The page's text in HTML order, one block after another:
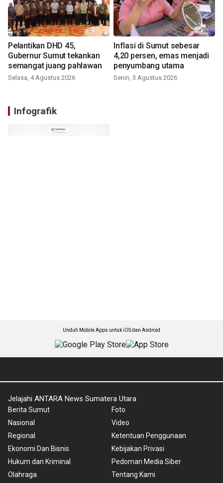
Pelantikan DHD 45,
Gubernur Sumut tekankan
semangat juang pahlawan
Selasa, 4 Agustus 2026
Inflasi di Sumut sebesar
4,20 persen, emas menjadi
penyumbang utama
Senin, 3 Agustus 2026
Infografik
Unduh Mobile Apps untuk iOS dan Android
Jelajahi ANTARA News Sumatera Utara
Berita Sumut
Nasional
Regional
Ekonomi Dan Bisnis
Hukum dan Kriminal
Olahraga
Foto
Video
Ketentuan Penggunaan
Kebijakan Privasi
Pedoman Media Siber
Tentang Kami